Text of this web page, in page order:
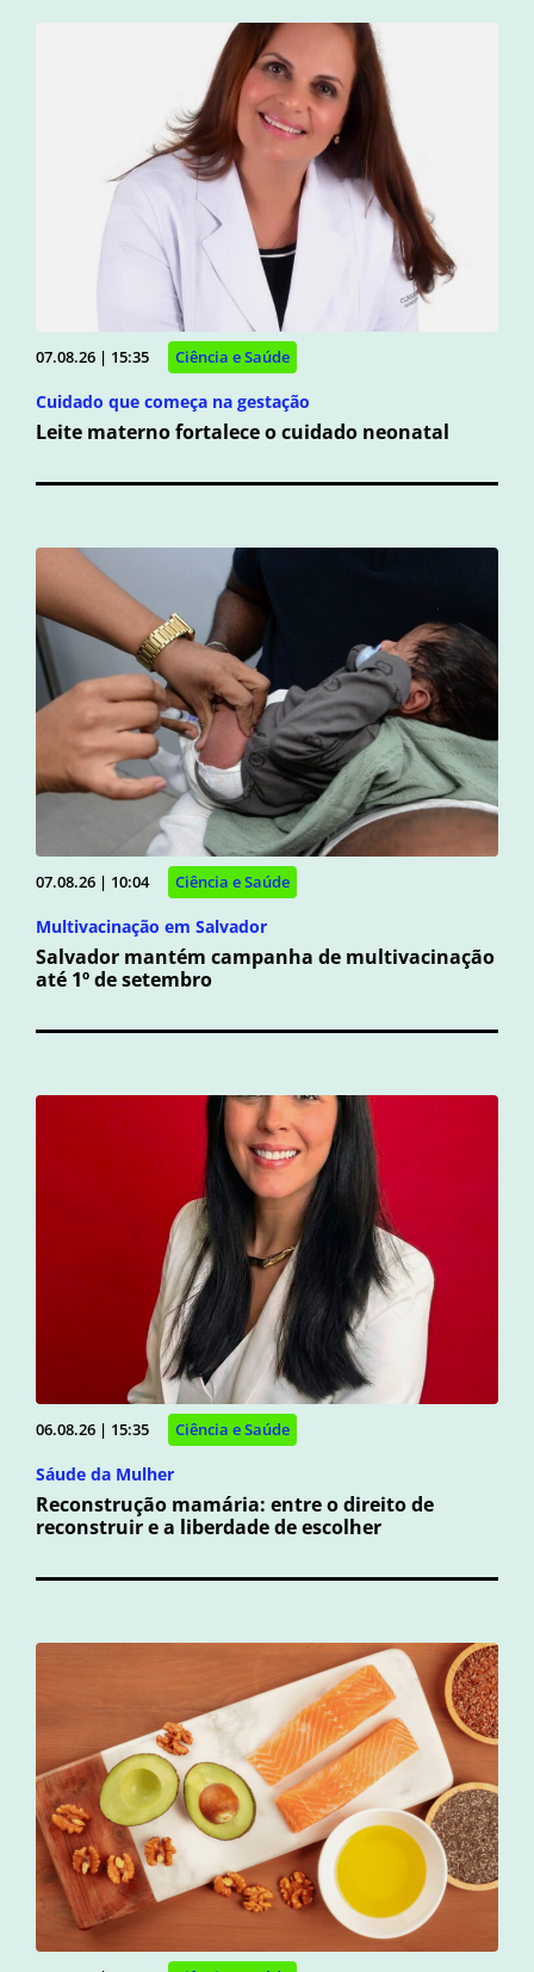
07.08.26 | 15:35 Ciência e Saúde
Cuidado que começa na gestação
Leite materno fortalece o cuidado neonatal
07.08.26 | 10:04 Ciência e Saúde
Multivacinação em Salvador
Salvador mantém campanha de multivacinação
até 1º de setembro
06.08.26 | 15:35 Ciência e Saúde
Sáude da Mulher
Reconstrução mamária: entre o direito de
reconstruir e a liberdade de escolher